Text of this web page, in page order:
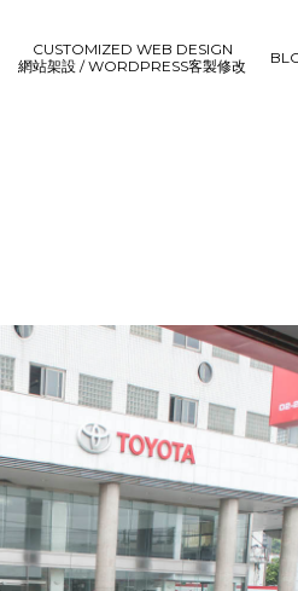
CUSTOMIZED WEB DESIGN
網站架設 / WORDPRESS客製修改